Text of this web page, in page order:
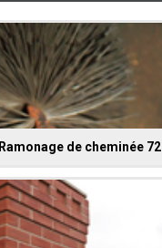
Ramonage de cheminée 72